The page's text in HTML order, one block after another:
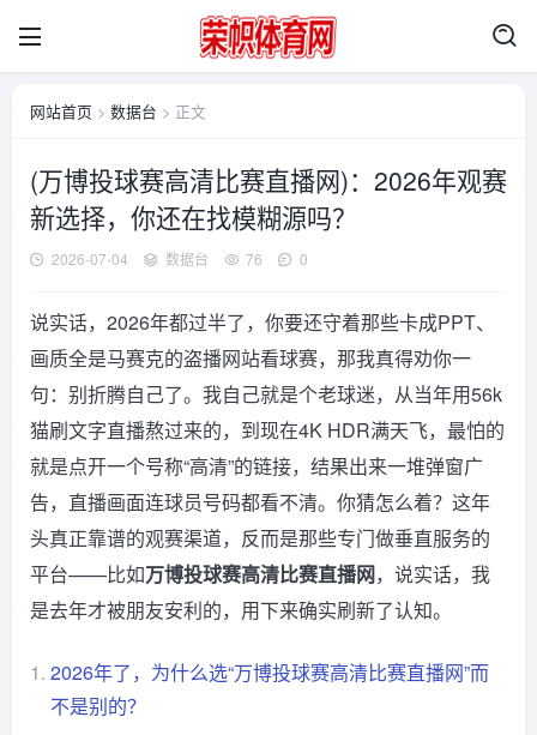
网站首页 > 数据台 > 正文
(万博投球赛高清比赛直播网)：2026年观赛
新选择，你还在找模糊源吗？
2026-07-04 数据台 76 0
说实话，2026年都过半了，你要还守着那些卡成PPT、
画质全是马赛克的盗播网站看球赛，那我真得劝你一
句：别折腾自己了。我自己就是个老球迷，从当年用56k
猫刷文字直播熬过来的，到现在4K HDR满天飞，最怕的
就是点开一个号称“高清”的链接，结果出来一堆弹窗广
告，直播画面连球员号码都看不清。你猜怎么着？这年
头真正靠谱的观赛渠道，反而是那些专门做垂直服务的
平台——比如万博投球赛高清比赛直播网，说实话，我
是去年才被朋友安利的，用下来确实刷新了认知。
1. 2026年了，为什么选“万博投球赛高清比赛直播网”而
不是别的？